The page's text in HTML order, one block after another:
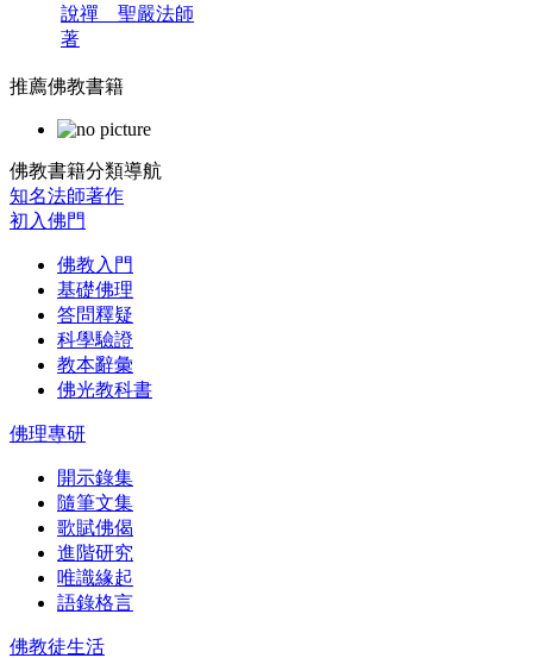
說禪 聖嚴法師
著
推薦佛教書籍
佛教書籍分類導航
知名法師著作
初入佛門
佛教入門
基礎佛理
答問釋疑
科學驗證
教本辭彙
佛光教科書
佛理專研
開示錄集
隨筆文集
歌賦佛偈
進階研究
唯識緣起
語錄格言
佛教徒生活